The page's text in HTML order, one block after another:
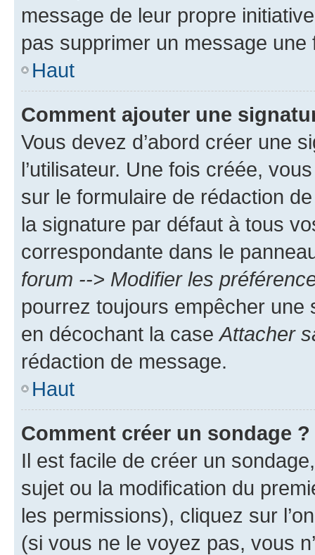
message de leur propre
pas supprimer un message une
Haut
Comment ajouter une
Vous devez d’abord créer une
l’utilisateur. Une fois créée,
sur le formulaire de rédaction
la signature par défaut à tous
correspondante dans le
forum --> Modifier les
pourrez toujours empêcher une
en décochant la case Attacher
rédaction de message.
Haut
Comment créer un sondage ?
Il est facile de créer un
sujet ou la modification du
les permissions), cliquez sur
(si vous ne le voyez pas, vous